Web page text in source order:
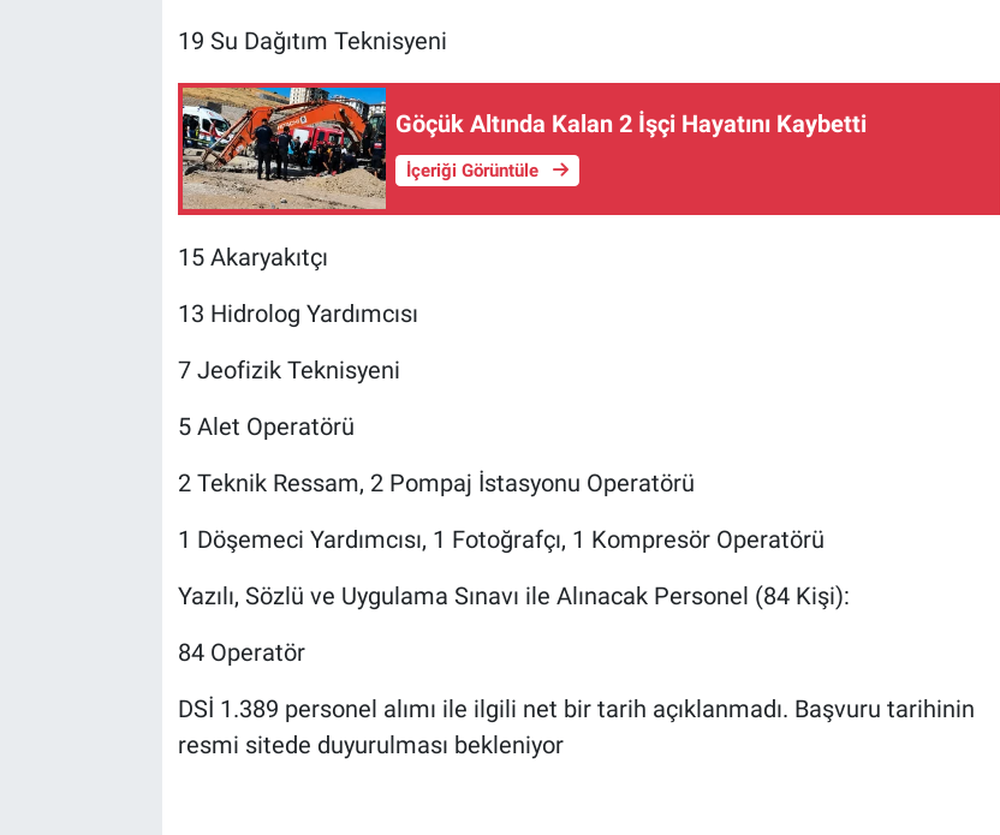
19 Su Dağıtım Teknisyeni
Göçük Altında Kalan 2 İşçi Hayatını Kaybetti
İçeriği Görüntüle
15 Akaryakıtçı
13 Hidrolog Yardımcısı
7 Jeofizik Teknisyeni
5 Alet Operatörü
2 Teknik Ressam, 2 Pompaj İstasyonu Operatörü
1 Döşemeci Yardımcısı, 1 Fotoğrafçı, 1 Kompresör Operatörü
Yazılı, Sözlü ve Uygulama Sınavı ile Alınacak Personel (84 Kişi):
84 Operatör
DSİ 1.389 personel alımı ile ilgili net bir tarih açıklanmadı. Başvuru tarihinin
resmi sitede duyurulması bekleniyor